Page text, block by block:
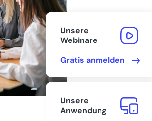
Unsere
Webinare
Gratis anmelden
Unsere
Anwendung